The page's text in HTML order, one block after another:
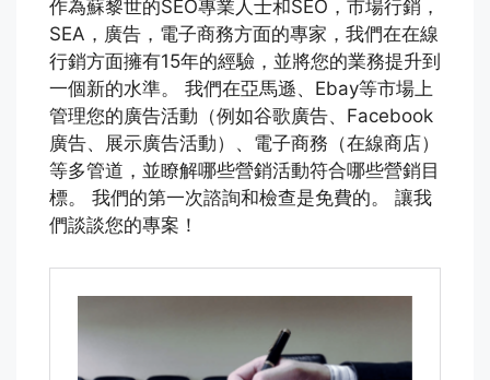
作為蘇黎世的SEO專業人士和SEO，市場行銷，
SEA，廣告，電子商務方面的專家，我們在在線
行銷方面擁有15年的經驗，並將您的業務提升到
一個新的水準。 我們在亞馬遜、Ebay等市場上
管理您的廣告活動（例如谷歌廣告、Facebook
廣告、展示廣告活動）、電子商務（在線商店）
等多管道，並瞭解哪些營銷活動符合哪些營銷目
標。 我們的第一次諮詢和檢查是免費的。 讓我
們談談您的專案！